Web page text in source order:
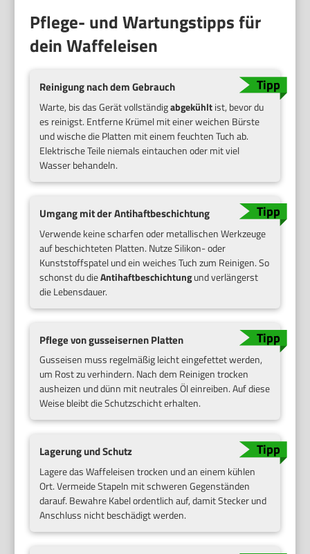
Pflege- und Wartungstipps für
dein Waffeleisen
Reinigung nach dem Gebrauch
Warte, bis das Gerät vollständigabgekühltist, bevor du
es reinigst. Entferne Krümel mit einer weichen Bürste
und wische die Platten mit einem feuchten Tuch ab.
Elektrische Teile niemals eintauchen oder mit viel
Wasser behandeln.
Umgang mit der Antihaftbeschichtung
Verwende keine scharfen oder metallischen Werkzeuge
auf beschichteten Platten. Nutze Silikon- oder
Kunststoffspatel und ein weiches Tuch zum Reinigen. So
schonst du dieAntihaftbeschichtungund verlängerst
die Lebensdauer.
Pflege von gusseisernen Platten
Gusseisen muss regelmäßig leicht eingefettet werden,
um Rost zu verhindern. Nach dem Reinigen trocken
ausheizen und dünn mit neutrales Öl einreiben. Auf diese
Weise bleibt die Schutzschicht erhalten.
Lagerung und Schutz
Lagere das Waffeleisen trocken und an einem kühlen
Ort. Vermeide Stapeln mit schweren Gegenständen
darauf. Bewahre Kabel ordentlich auf, damit Stecker und
Anschluss nicht beschädigt werden.